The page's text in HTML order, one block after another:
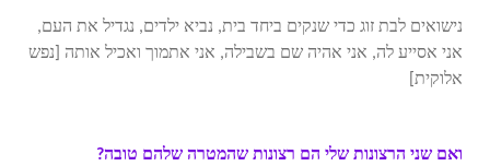
נישואים לבת זוג כדי שנקים ביחד בית, נביא ילדים, נגדיל את העם,
אני אסייע לה, אני אהיה שם בשבילה, אני אתמוך ואכיל אותה [נפש
אלוקית]
ואם שני הרצונות שלי הם רצונות שהמטרה שלהם טובה?